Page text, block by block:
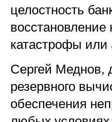
целостность
катастрофы или
Сергей Меднов,
резервного
обеспечения